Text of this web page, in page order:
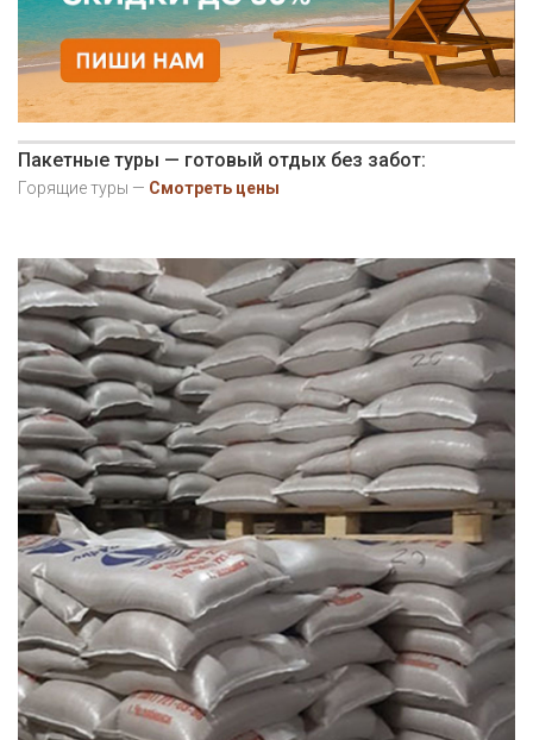
Пакетные туры — готовый отдых без забот:
Горящие туры — Смотреть цены